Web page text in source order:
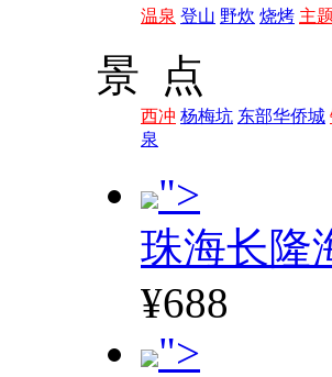
温泉 登山 野炊 烧烤 主
景 点
西冲 杨梅坑 东部华侨城
泉
">
珠海长隆
¥688
">